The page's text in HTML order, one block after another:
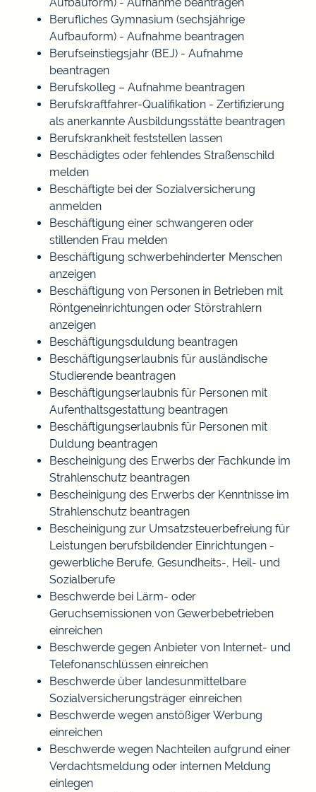
Berufliches Gymnasium (sechsjährige
Aufbauform) - Aufnahme beantragen
Berufseinstiegsjahr (BEJ) - Aufnahme
beantragen
Berufskolleg – Aufnahme beantragen
Berufskraftfahrer-Qualifikation - Zertifizierung
als anerkannte Ausbildungsstätte beantragen
Berufskrankheit feststellen lassen
Beschädigtes oder fehlendes Straßenschild
melden
Beschäftigte bei der Sozialversicherung
anmelden
Beschäftigung einer schwangeren oder
stillenden Frau melden
Beschäftigung schwerbehinderter Menschen
anzeigen
Beschäftigung von Personen in Betrieben mit
Röntgeneinrichtungen oder Störstrahlern
anzeigen
Beschäftigungsduldung beantragen
Beschäftigungserlaubnis für ausländische
Studierende beantragen
Beschäftigungserlaubnis für Personen mit
Aufenthaltsgestattung beantragen
Beschäftigungserlaubnis für Personen mit
Duldung beantragen
Bescheinigung des Erwerbs der Fachkunde im
Strahlenschutz beantragen
Bescheinigung des Erwerbs der Kenntnisse im
Strahlenschutz beantragen
Bescheinigung zur Umsatzsteuerbefreiung für
Leistungen berufsbildender Einrichtungen -
gewerbliche Berufe, Gesundheits-, Heil- und
Sozialberufe
Beschwerde bei Lärm- oder
Geruchsemissionen von Gewerbebetrieben
einreichen
Beschwerde gegen Anbieter von Internet- und
Telefonanschlüssen einreichen
Beschwerde über landesunmittelbare
Sozialversicherungsträger einreichen
Beschwerde wegen anstößiger Werbung
einreichen
Beschwerde wegen Nachteilen aufgrund einer
Verdachtsmeldung oder internen Meldung
einlegen